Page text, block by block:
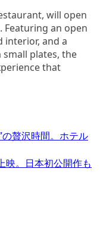
will open
Featuring an open
interior, and a
plates, the
that
贅沢時間。ホテル
映。日本初公開作も